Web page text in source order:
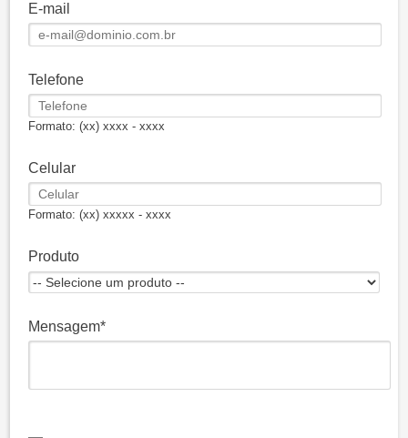
E-mail
Telefone
Formato: (xx) xxxx - xxxx
Celular
Formato: (xx) xxxxx - xxxx
Produto
Mensagem